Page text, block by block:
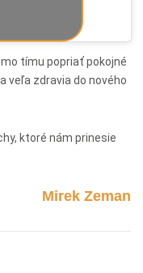
tímu popriať pokojné
veľa zdravia do nového
ktoré nám prinesie
Mirek Zeman